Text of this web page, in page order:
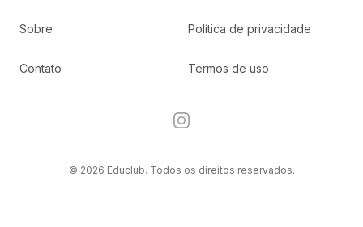
Sobre
Contato
Política de privacidade
Termos de uso
Instagram
© 2026 Educlub. Todos os direitos reservados.